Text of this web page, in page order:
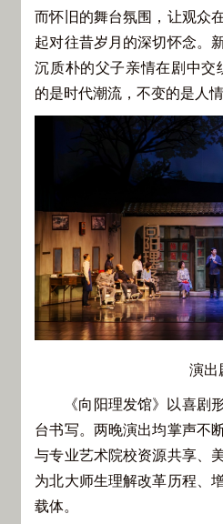
而怀旧的舞台氛围，让观众
起对往昔岁月的深切怀念。
沉质朴的父子亲情在剧中交
的是时代潮流，不变的是人情
演出
《向阳理发馆》以喜剧
台书写。两晚演出均掌声不
与专业艺术院校资源共享、
为北大师生理解改革历程、
载体。